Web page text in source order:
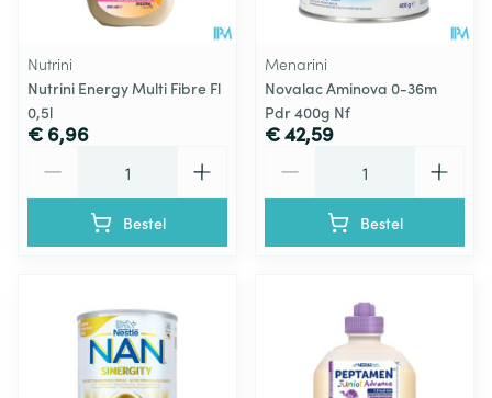
Nutrini
Nutrini Energy Multi Fibre Fl
0,5l
€ 6,96
Bestel
Menarini
Novalac Aminova 0-36m
Pdr 400g Nf
€ 42,59
Bestel